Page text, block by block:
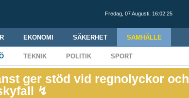
Fredag, 07 Augusti, 16:02:26
EKONOMI SÄKERHET SAMHÄLLE
TEKNIK POLITIK SPORT
ger stöd vid regnolyckor och
↯